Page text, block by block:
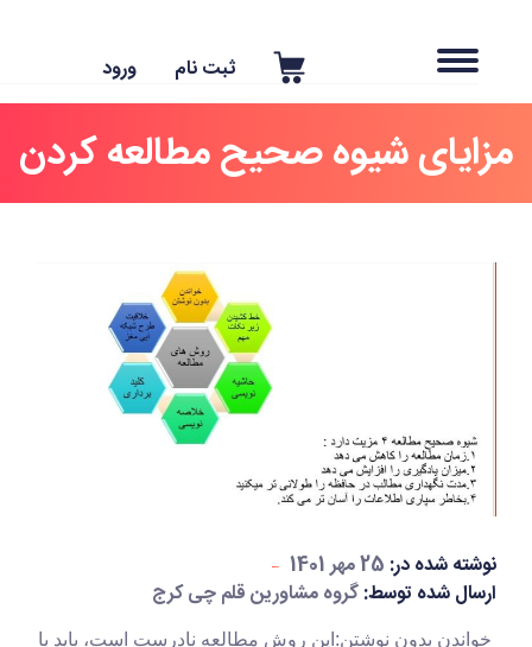
ثبت نام
شیوه صحیح مطالعه کردن
نوشته شده در:25 مهر 1401
ارسال شده توسط:گروه مشاورین قلم چی کرج
خواندن بدون نوشتن:اين روش مطالعه نادرست است، بايد با